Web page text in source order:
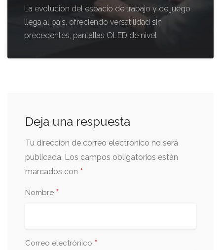
La evolución del espacio de trabajo y de juego
llega al país, ofreciendo versatilidad sin
precedentes, pantallas OLED de nivel
Deja una respuesta
Tu dirección de correo electrónico no será
publicada. Los campos obligatorios están
marcados con *
Nombre *
Correo electrónico *